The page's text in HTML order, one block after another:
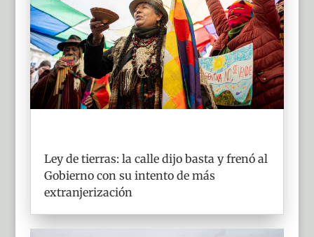
Ley de tierras: la calle dijo basta y frenó al
Gobierno con su intento de más
extranjerización